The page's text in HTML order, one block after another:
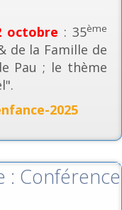
octobre : 35ème
de la Famille de
Pau ; le thème
2025
: Conférence